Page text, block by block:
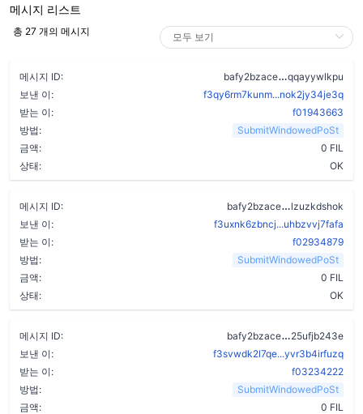
메시지 리스트
총 27 개의 메시지
메시지 ID: bafy2bzace
qqayywlkpu
보낸 이:
f3qy6rm7kunm...nok2jy34je3q
받는 이:
f01943663
방법:
SubmitWindowedPoSt
금액:
0 FIL
상태:
OK
메시지 ID: bafy2bzace
lzuzkdshok
보낸 이:
f3uxnk6zbncj...uhbzvvj7fafa
받는 이:
f02934879
방법:
SubmitWindowedPoSt
금액:
0 FIL
상태:
OK
메시지 ID: bafy2bzace
25ufjb243e
보낸 이:
f3svwdk2l7qe...yvr3b4irfuzq
받는 이:
f03234222
방법:
SubmitWindowedPoSt
금액:
0 FIL